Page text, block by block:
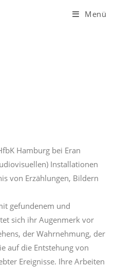
Menü
Hamburg bei Eran
Installationen
von Erzählungen, Bildern
gefundenem und
sich ihr Augenmerk vor
der Wahrnehmung, der
auf die Entstehung von
Ereignisse. Ihre Arbeiten